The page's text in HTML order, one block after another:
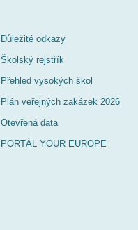
Důležité odkazy
Školský rejstřík
Přehled vysokých škol
Plán veřejných zakázek 2026
Otevřená data
PORTÁL YOUR EUROPE